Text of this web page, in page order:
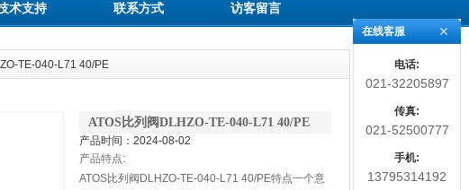
术支持 联系方式 访客留言
TE-040-L71 40/PE
ATOS比列阀DLHZO-TE-040-L71 40/PE
产品时间：2024-08-02
产品特点:
ATOS比列阀DLHZO-TE-040-L71 40/PE特点一个意
在线客服
电话:
021-32205897
传真:
021-52500777
手机:
13795314192